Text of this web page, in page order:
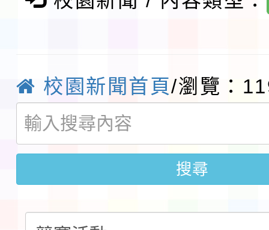
程
函轉國家通訊傳播委員
鎮韌性（防空）演習－
速演練執行計畫」
「115年金融知識線上
法」
本校115學年度第1學
第3次招考代課鐘點教
告(不再辦理後續甄選)
檢送「桃園市115學年
賽實施要點」1份
本市「115學年度學生
校園新聞首頁/瀏覽：
搜尋